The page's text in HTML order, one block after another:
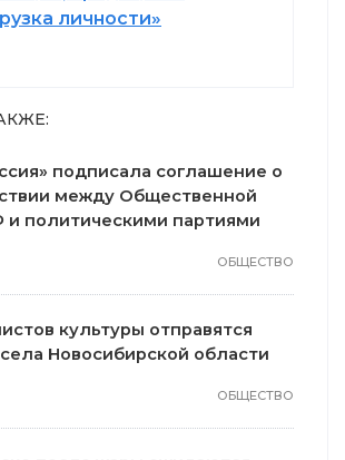
личности»
подписала соглашение о
между Общественной
и политическими партиями
ОБЩЕСТВО
культуры отправятся
Новосибирской области
ОБЩЕСТВО